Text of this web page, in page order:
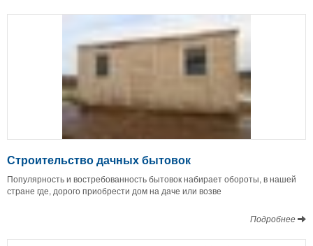
Строительство дачных бытовок
Популярность и востребованность бытовок набирает обороты, в нашей
стране где, дорого приобрести дом на даче или возве
Подробнее